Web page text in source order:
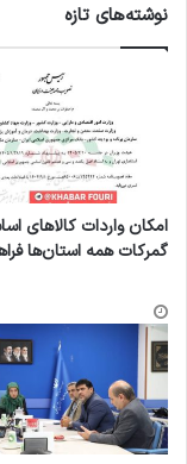
نوشته‌های تازه
امکان واردات کالاهای
گمرکات همه استان‌ها